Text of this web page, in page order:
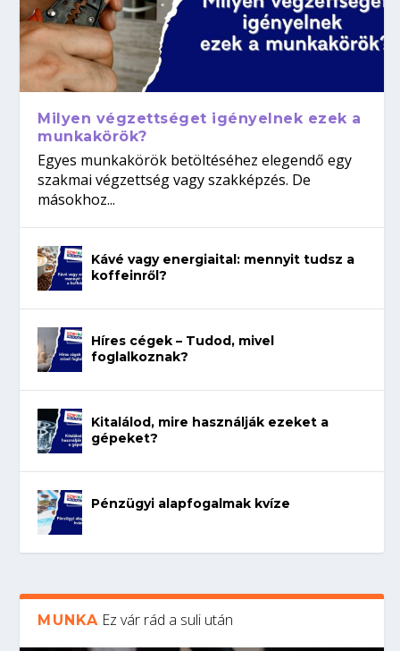
Milyen végzettséget igényelnek ezek a
munkakörök?
Egyes munkakörök betöltéséhez elegendő egy
szakmai végzettség vagy szakképzés. De
másokhoz...
Kávé vagy energiaital: mennyit tudsz a
koffeinről?
Híres cégek – Tudod, mivel
foglalkoznak?
Kitalálod, mire használják ezeket a
gépeket?
Pénzügyi alapfogalmak kvíze
MUNKA Ez vár rád a suli után